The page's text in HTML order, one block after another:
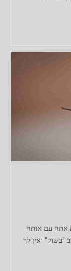
חצי חיים אתה עם אותה
ואין לך